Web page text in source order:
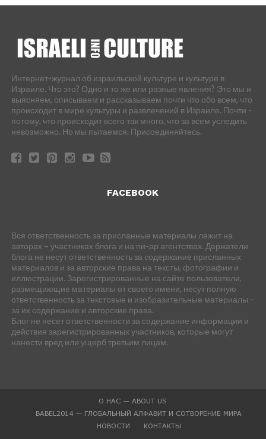
Интернет-журнал об израильской культуре и культуре в
Израиле. Что это? Одно и то же или разные явления? Это мы и
выясняем, описываем и рассказываем почти что обо всем, что
происходит в мире культуры и развлечений в Израиле. Почти -
потому, что происходит всего так много, что за всем уследить
невозможно. Но мы пытаемся. Присоединяйтесь.
FACEBOOK
Вся ответственность за присланные материалы лежит на
авторах – участниках блога и на пи-ар агентствах. Держатели
блога не несут ответственность за содержание присланных
материалов и за авторские права на тексты, фотографии и
иллюстрации. Зарегистрированные на сайте пользователи,
размещающие материалы от своего имени, несут полную
ответственность за текстовые и изобразительные материалы –
за их содержание и авторские права.
Блог не несет ответственности за содержание информации и
действия зарегистрированных участников, которые могут
нанести вред или ущерб третьим лицам.
О НАС — ABOUT US
BABEL2014 — ГЛОБАЛЬНЫЙ АЛФАВИТ И СОТВОРЕНИЕ МИРА
НОВОСТИ
КОНТАКТЫ